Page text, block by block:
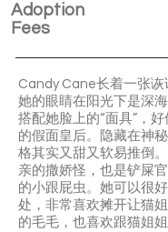
Adoption
Fees
Candy Cane长着一张诙
她的眼睛在阳光下是深
搭配她脸上的“面具”，
的假面皇后。隐藏在神
格其实又甜又软易推倒
亲的撒娇怪，也是铲屎
的小跟屁虫。她可以很
处，非常喜欢摊开让猫
的毛毛，也喜欢跟猫姐